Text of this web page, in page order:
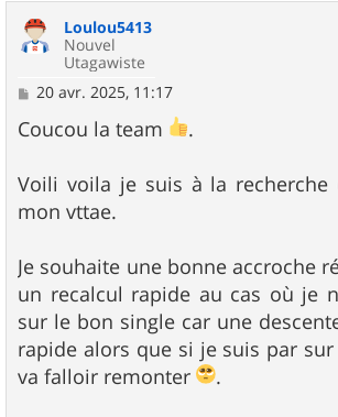
Loulou5413
Nouvel
Utagawiste
M
s
s
g
e
20 avr. 2025, 11:17
Coucou la team .
Voili voila je suis à la recherche
mon vttae.
Je souhaite une bonne accroche
un recalcul rapide au cas où je
sur le bon single car une
rapide alors que si je suis par
va falloir remonter
.